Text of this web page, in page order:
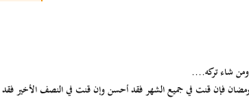
شاء تركه....
رمضان فإن قنت في جميع الشهر فقد أحسن وإن قنت في النصف الأخير